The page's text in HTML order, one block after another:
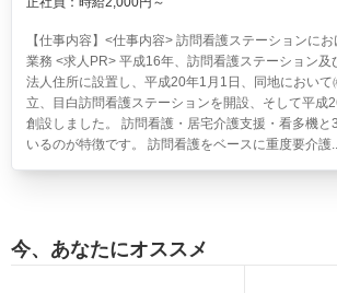
【仕事内容】<仕事内容> 訪問看護ステーションに
業務 <求人PR> 平成16年、訪問看護ステーション及
法人住所に設置し、平成20年1月1日、同地において
立、目白訪問看護ステーションを開設、そして平成
創設しました。 訪問看護・居宅介護支援・看多機と
いるのが特徴です。 訪問看護をベースに重度要介護
今、あなたにオススメ